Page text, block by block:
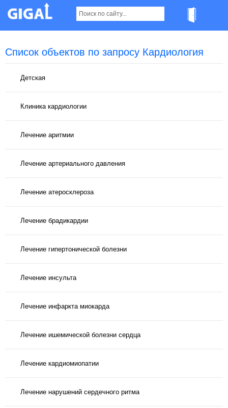
Список объектов по запросу Кардиология
Детская
Клиника кардиологии
Лечение аритмии
Лечение артериального давления
Лечение атеросклероза
Лечение брадикардии
Лечение гипертонической болезни
Лечение инсульта
Лечение инфаркта миокарда
Лечение ишемической болезни сердца
Лечение кардиомиопатии
Лечение нарушений сердечного ритма